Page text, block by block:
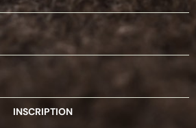
INSCRIPTION